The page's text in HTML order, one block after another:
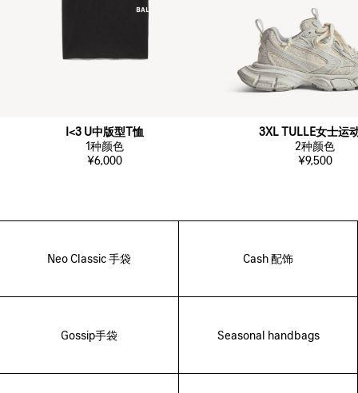
I<3 U中版型T恤
1种颜色
¥6,000
3XL TULLE女士运
2种颜色
¥9,500
Neo Classic 手袋 Cash 配饰
Gossip手袋 Seasonal handbags